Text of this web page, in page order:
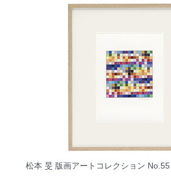
松本 旻 版画アートコレクション